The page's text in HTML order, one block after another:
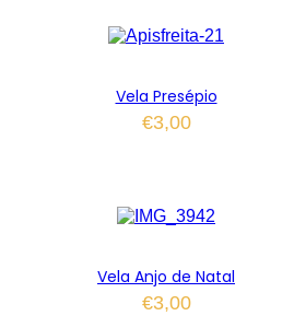
Vela Presépio
€3,00
Vela Anjo de Natal
€3,00